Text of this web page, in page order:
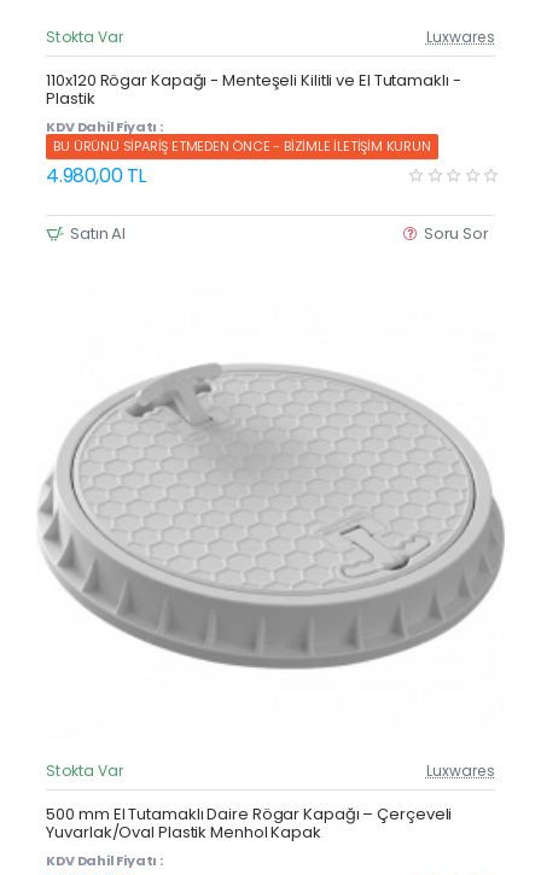
Güncel Fiyat
Yeni Ürün
Stokta Var Luxwares
110x120 Rögar Kapağı - Menteşeli Kilitli ve El Tutamaklı -
Plastik
KDV Dahil Fiyatı :
BU ÜRÜNÜ SİPARİŞ ETMEDEN ÖNCE - BİZİMLE İLETİŞİM KURUN
4.980,00 TL
Satın Al Soru Sor
Güncel Fiyat
Yeni Ürün
Stokta Var Luxwares
500 mm El Tutamaklı Daire Rögar Kapağı – Çerçeveli
Yuvarlak/Oval Plastik Menhol Kapak
KDV Dahil Fiyatı :